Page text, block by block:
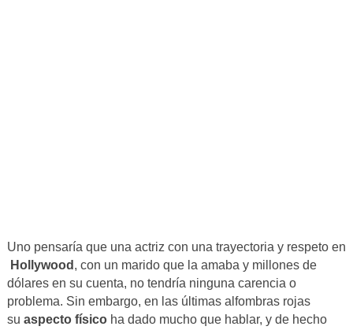
Uno pensaría que una actriz con una trayectoria y respeto en
Hollywood , con un marido que la amaba y millones de
dólares en su cuenta, no tendría ninguna carencia o
problema. Sin embargo, en las últimas alfombras rojas
su aspecto físicoha dado mucho que hablar, y de hecho